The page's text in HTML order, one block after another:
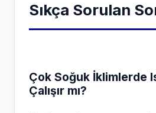
Sıkça Sorulan
Çok Soğuk İklimlerde
Çalışır mı?